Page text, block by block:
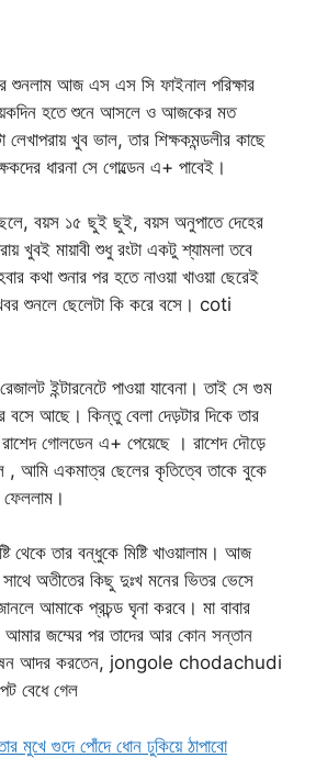
শুনলাম আজ এস এস সি ফাইনাল পরিক্ষার
হতে শুনে আসলে ও আজকের মত
লেখাপরায় খুব ভাল, তার শিক্ষকমন্ডলীর কাছে
ধারনা সে গোল্ডেন এ+ পাবেই।
বয়স ১৫ ছুই ছুই, বয়স অনুপাতে দেহের
খুবই মায়াবী শুধু রংটা একটু শ্যামলা তবে
কথা শুনার পর হতে নাওয়া খাওয়া ছেরেই
খবর শুনলে ছেলেটা কি করে বসে। coti
ইন্টারনেটে পাওয়া যাবেনা। তাই সে গুম
বসে আছে। কিন্তু বেলা দেড়টার দিকে তার
গোলডেন এ+ পেয়েছে । রাশেদ দৌড়ে
, আমি একমাত্র ছেলের কৃতিত্বে তাকে বুকে
ফেললাম।
থেকে তার বন্ধুকে মিষ্টি খাওয়ালাম। আজ
সাথে অতীতের কিছু দুঃখ মনের ভিতর ভেসে
আমাকে প্রচন্ড ঘৃনা করবে। মা বাবার
জম্মের পর তাদের আর কোন সন্তান
ভীষন আদর করতেন, jongole chodachudi
বেধে গেল
গুদে পোঁদে ধোন ঢুকিয়ে ঠাপাবো